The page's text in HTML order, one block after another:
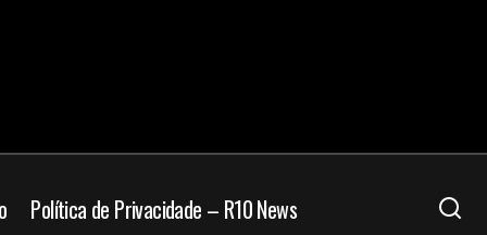
Política de Privacidade – R10 News